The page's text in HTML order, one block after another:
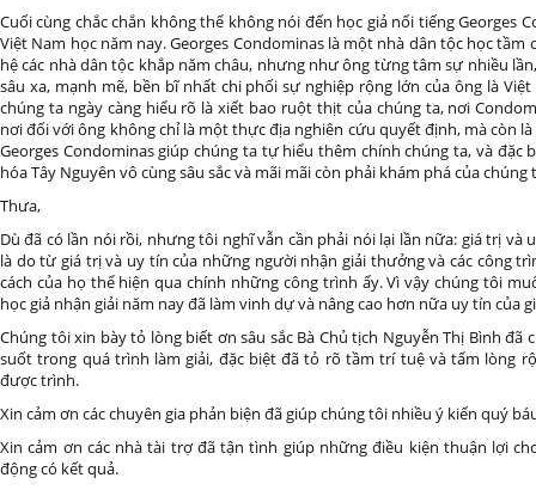
Cuối cùng chắc chắn không thể không nói đến học giả nổi tiếng Georges
Việt Nam học năm nay. Georges Condominas là một nhà dân tộc học tầm
hệ các nhà dân tộc khắp năm châu, nhưng như ông từng tâm sự nhiều
sâu xa, mạnh mẽ, bền bĩ nhất chi phối sự nghiệp rộng lớn của ông là
chúng ta ngày càng hiểu rõ là xiết bao ruột thịt của chúng ta, nơi
nơi đối với ông không chỉ là một thực địa nghiên cứu quyết định, mà còn
Georges Condominas giúp chúng ta tự hiểu thêm chính chúng ta, và đặc
hóa Tây Nguyên vô cùng sâu sắc và mãi mãi còn phải khám phá của chúng
Thưa,
Dù đã có lần nói rồi, nhưng tôi nghĩ vẫn cần phải nói lại lần nữa: giá trị
là do từ giá trị và uy tín của những người nhận giải thưởng và các công
cách của họ thể hiện qua chính những công trình ấy. Vì vậy chúng tôi
học giả nhận giải năm nay đã làm vinh dự và nâng cao hơn nữa uy tín của
Chúng tôi xin bày tỏ lòng biết ơn sâu sắc Bà Chủ tịch Nguyễn Thị Bình đã
suốt trong quá trình làm giải, đặc biệt đã tỏ rõ tầm trí tuệ và tấm lòng
được trình.
Xin cảm ơn các chuyên gia phản biện đã giúp chúng tôi nhiều ý kiến quý
Xin cảm ơn các nhà tài trợ đã tận tình giúp những điều kiện thuận lợi
động có kết quả.